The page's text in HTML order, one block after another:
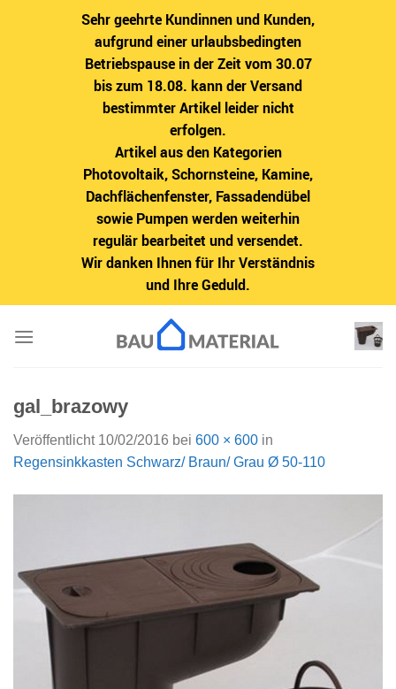
Sehr geehrte Kundinnen und Kunden,
aufgrund einer urlaubsbedingten
Betriebspause in der Zeit vom 30.07
bis zum 18.08. kann der Versand
bestimmter Artikel leider nicht
erfolgen.
Artikel aus den Kategorien
Photovoltaik, Schornsteine, Kamine,
Dachflächenfenster, Fassadendübel
sowie Pumpen werden weiterhin
regulär bearbeitet und versendet.
Wir danken Ihnen für Ihr Verständnis
und Ihre Geduld.
Inhalt
gal_brazowy
Veröffentlicht 10/02/2016 bei 600 × 600 in
Regensinkkasten Schwarz/ Braun/ Grau Ø 50-110